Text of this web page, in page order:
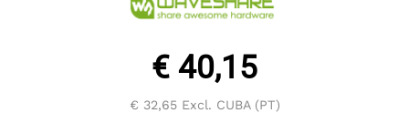
€ 40,15
€ 32,65Excl. CUBA (PT)